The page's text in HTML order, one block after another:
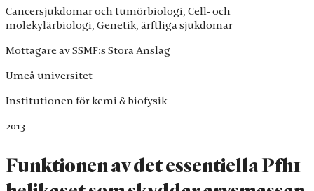
Cancersjukdomar och tumörbiologi, Cell- och
molekylärbiologi, Genetik, ärftliga sjukdomar
Mottagare av SSMF:s Stora Anslag
Umeå universitet
Institutionen för kemi & biofysik
2013
Funktionen av det essentiella Pfh1